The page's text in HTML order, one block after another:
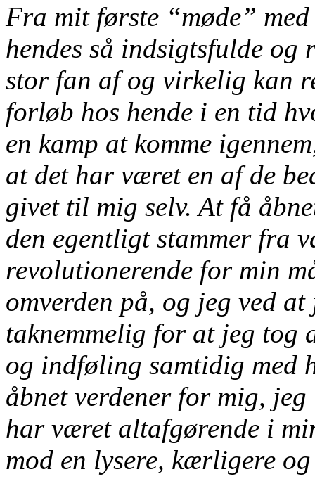
Fra mit første “møde”
hendes så indsigtsfulde og
stor fan af og virkelig kan
forløb hos hende i en tid
en kamp at komme
at det har været en af de
givet til mig selv. At få
den egentligt stammer fra
revolutionerende for min
omverden på, og jeg ved
taknemmelig for at jeg tog
og indføling samtidig med
åbnet verdener for mig,
har været altafgørende i
mod en lysere, kærligere